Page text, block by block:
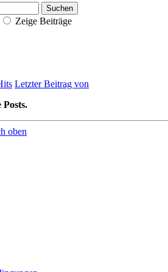
Zeige Beiträge
Letzter Beitrag von
Posts.
oben